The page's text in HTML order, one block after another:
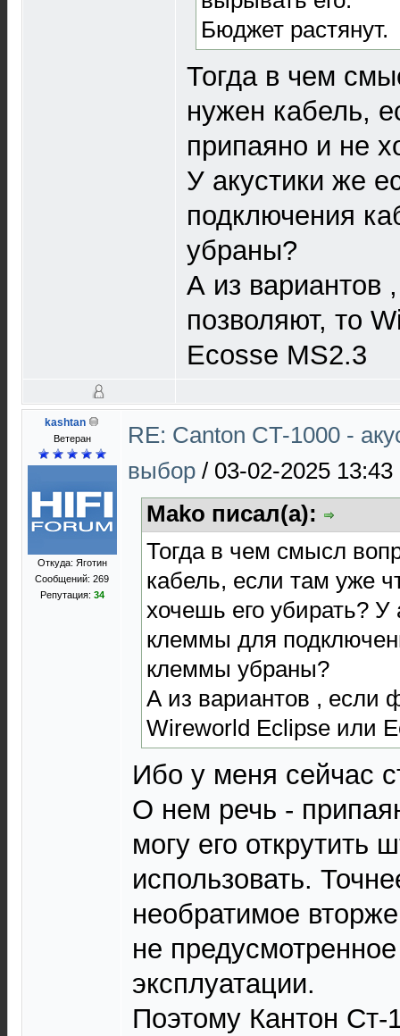
Бюджет растянут.
Тогда в чем
нужен кабель,
припаяно и не
У акустики же
подключения
убраны?
А из вариантов
позволяют, то
Ecosse MS2.3
kashtan
Ветеран
Откуда: Яготин
Сообщений: 269
Репутация: 34
RE: Canton CT-1000 -
выбор / 03-02-2025 13:43
Mako писал(а):
Тогда в чем смысл
кабель, если там уже
хочешь его убирать? У
клеммы для
клеммы убраны?
А из вариантов , если
Wireworld Eclipse или
Ибо у меня сейчас
О нем речь -
могу его открутить
использовать.
необратимое
не
эксплуатации.
Поэтому Кантон Ст-